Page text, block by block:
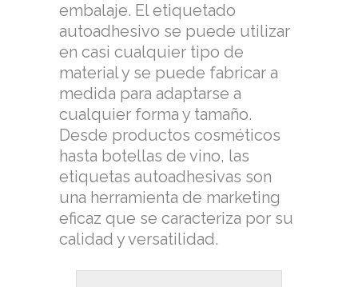
embalaje. El etiquetado
autoadhesivo se puede utilizar
en casi cualquier tipo de
material y se puede fabricar a
medida para adaptarse a
cualquier forma y tamaño.
Desde productos cosméticos
hasta botellas de vino, las
etiquetas autoadhesivas son
una herramienta de marketing
eficaz que se caracteriza por su
calidad y versatilidad.